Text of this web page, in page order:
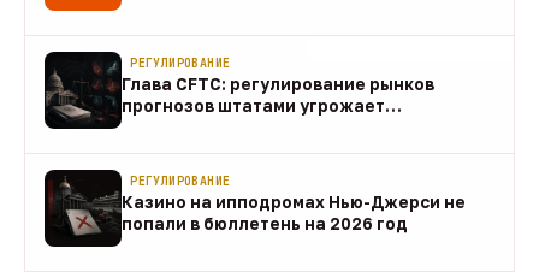
РЕГУЛИРОВАНИЕ
Глава CFTC: регулирование рынков
прогнозов штатами угрожает
РЕГУЛИРОВАНИЕ
Казино на ипподромах Нью-Джерси не
попали в бюллетень на 2026 год